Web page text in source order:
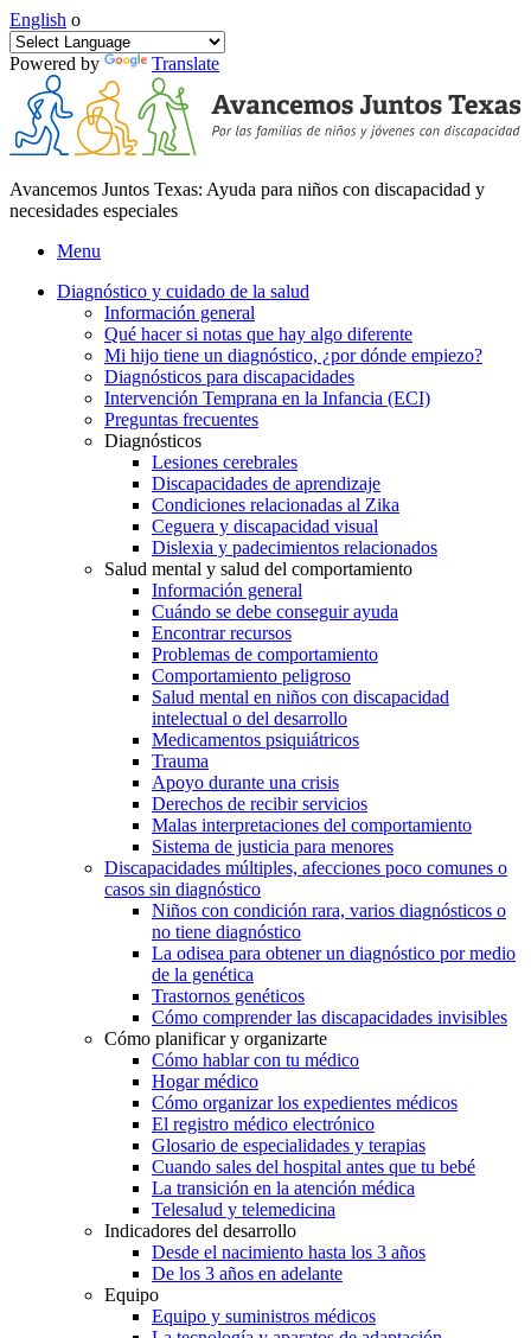
English o
Powered by Translate
Avancemos Juntos Texas: Ayuda para niños con discapacidad y
necesidades especiales
Menu
Diagnóstico y cuidado de la salud
Información general
Qué hacer si notas que hay algo diferente
Mi hijo tiene un diagnóstico, ¿por dónde empiezo?
Diagnósticos para discapacidades
Intervención Temprana en la Infancia (ECI)
Preguntas frecuentes
Diagnósticos
Lesiones cerebrales
Discapacidades de aprendizaje
Condiciones relacionadas al Zika
Ceguera y discapacidad visual
Dislexia y padecimientos relacionados
Salud mental y salud del comportamiento
Información general
Cuándo se debe conseguir ayuda
Encontrar recursos
Problemas de comportamiento
Comportamiento peligroso
Salud mental en niños con discapacidad
intelectual o del desarrollo
Medicamentos psiquiátricos
Trauma
Apoyo durante una crisis
Derechos de recibir servicios
Malas interpretaciones del comportamiento
Sistema de justicia para menores
Discapacidades múltiples, afecciones poco comunes o
casos sin diagnóstico
Niños con condición rara, varios diagnósticos o
no tiene diagnóstico
La odisea para obtener un diagnóstico por medio
de la genética
Trastornos genéticos
Cómo comprender las discapacidades invisibles
Cómo planificar y organizarte
Cómo hablar con tu médico
Hogar médico
Cómo organizar los expedientes médicos
El registro médico electrónico
Glosario de especialidades y terapias
Cuando sales del hospital antes que tu bebé
La transición en la atención médica
Telesalud y telemedicina
Indicadores del desarrollo
Desde el nacimiento hasta los 3 años
De los 3 años en adelante
Equipo
Equipo y suministros médicos